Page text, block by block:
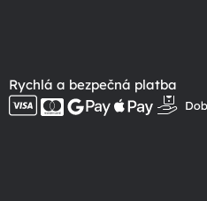
Rychlá a bezpečná platba